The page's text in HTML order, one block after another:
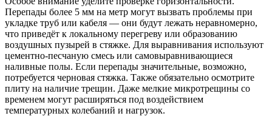
Перепады более 5 мм на метр могут вызвать проблемы при
укладке труб или кабеля — они будут лежать неравномерно,
что приведёт к локальному перегреву или образованию
воздушных пузырей в стяжке. Для выравнивания используют
цементно-песчаную смесь или самовыравнивающиеся
наливные полы. Если перепады значительные, возможно,
потребуется черновая стяжка. Также обязательно осмотрите
плиту на наличие трещин. Даже мелкие микротрещины со
временем могут расширяться под воздействием
температурных колебаний и нагрузок.